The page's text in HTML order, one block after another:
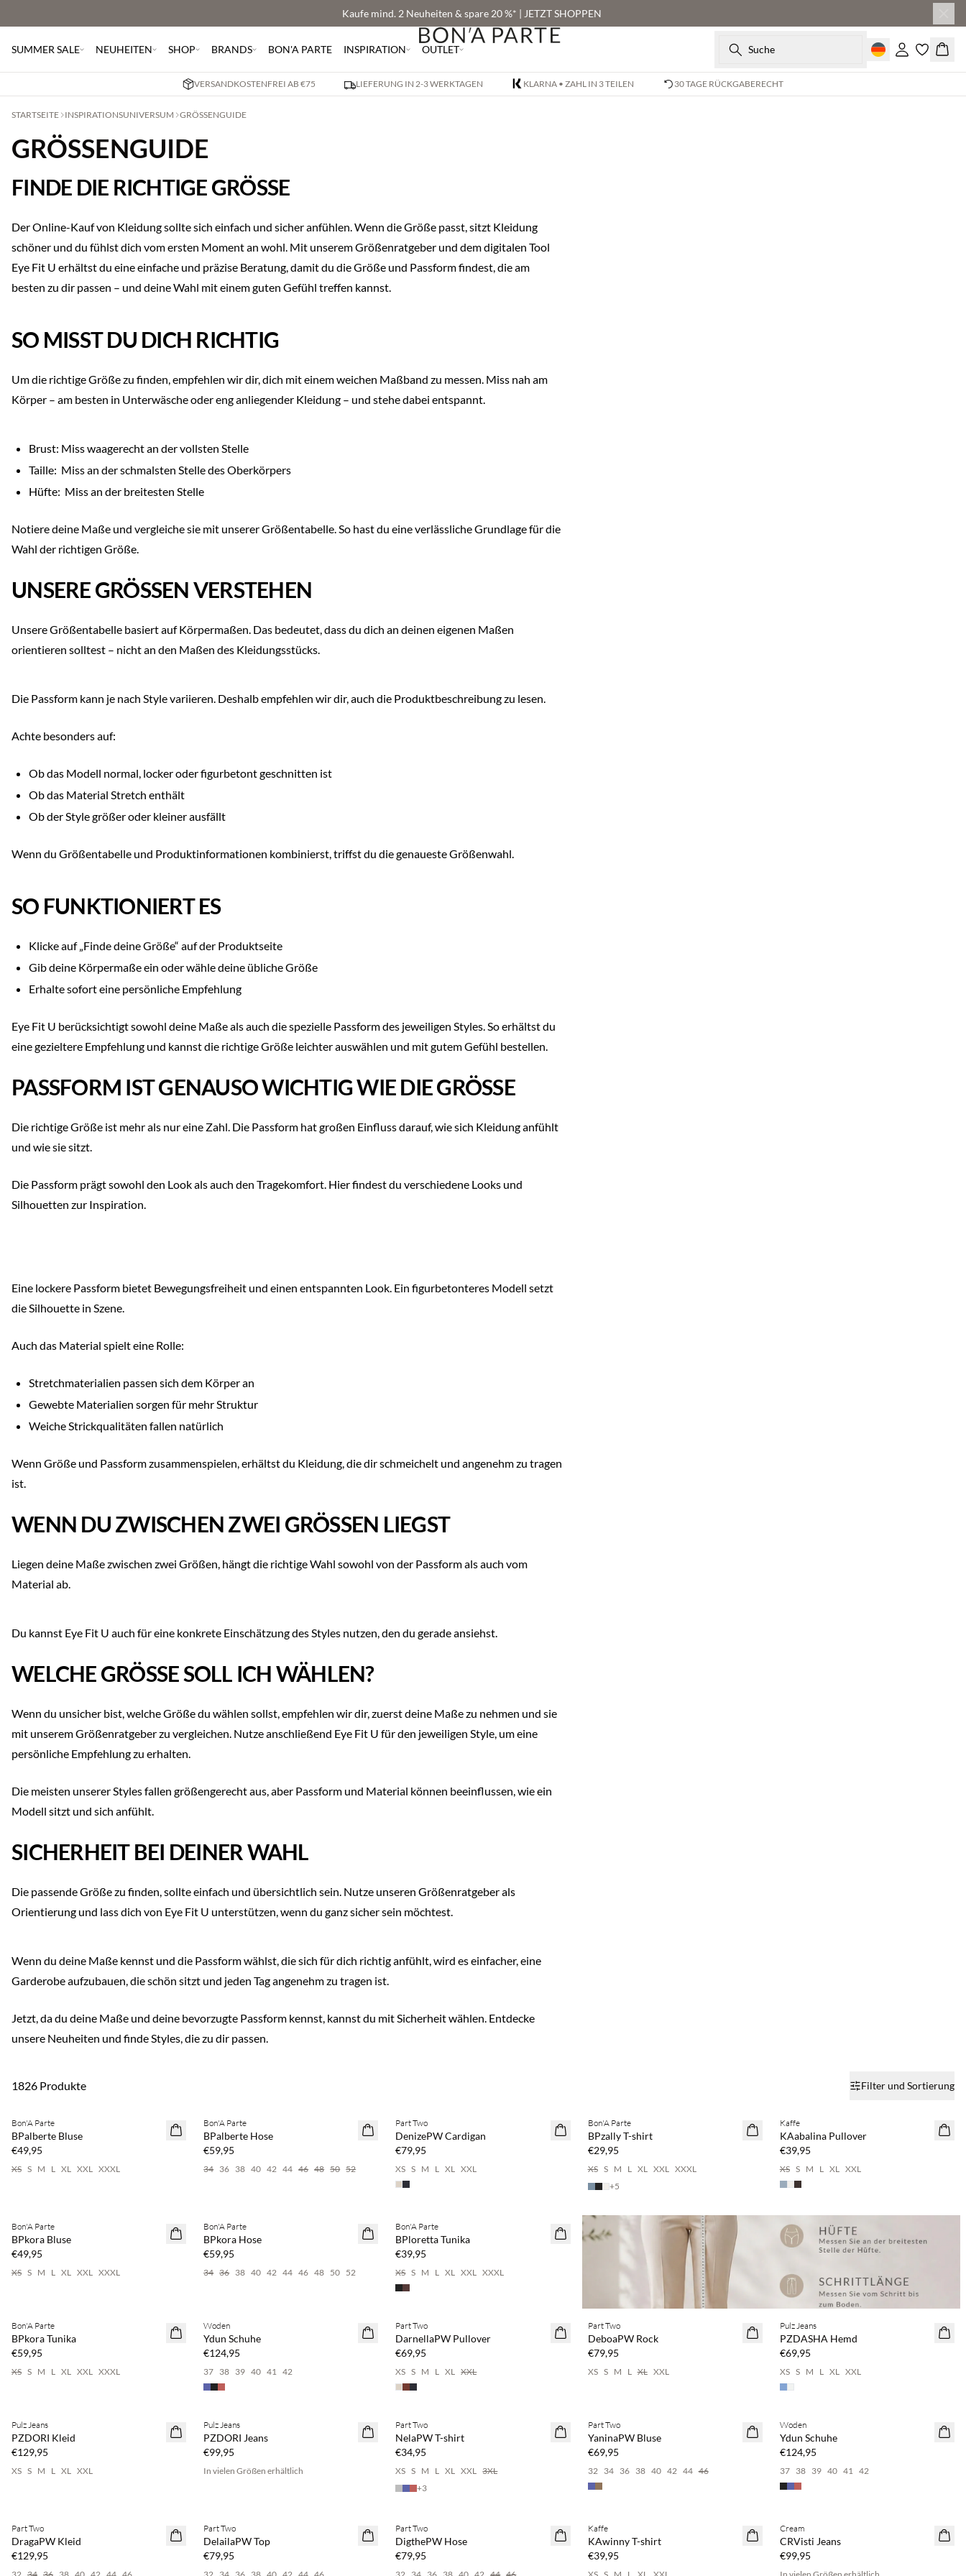
Kaufe mind. 2 Neuheiten & spare 20 %* | JETZT SHOPPEN
SUMMER SALE NEUHEITEN SHOP BRANDS BON'A PARTE INSPIRATION OUTLET Suche Einloggen
VERSANDKOSTENFREI AB €75 LIEFERUNG IN 2-3 WERKTAGEN KLARNA • ZAHL IN 3 TEILEN 30 TAGE RÜCKGABERECHT
STARTSEITE INSPIRATIONSUNIVERSUM GRÖSSENGUIDE
GRÖSSENGUIDE
FINDE DIE RICHTIGE GRÖSSE
Der Online-Kauf von Kleidung sollte sich einfach und sicher anfühlen. Wenn die Größe passt, sitzt Kleidung
schöner und du fühlst dich vom ersten Moment an wohl. Mit unserem Größenratgeber und dem digitalen Tool
Eye Fit U erhältst du eine einfache und präzise Beratung, damit du die Größe und Passform findest, die am
besten zu dir passen – und deine Wahl mit einem guten Gefühl treffen kannst.
SO MISST DU DICH RICHTIG
Um die richtige Größe zu finden, empfehlen wir dir, dich mit einem weichen Maßband zu messen. Miss nah am
Körper – am besten in Unterwäsche oder eng anliegender Kleidung – und stehe dabei entspannt.
Brust: Miss waagerecht an der vollsten Stelle
Taille: Miss an der schmalsten Stelle des Oberkörpers
Hüfte: Miss an der breitesten Stelle
Notiere deine Maße und vergleiche sie mit unserer Größentabelle. So hast du eine verlässliche Grundlage für die
Wahl der richtigen Größe.
UNSERE GRÖSSEN VERSTEHEN
Unsere Größentabelle basiert auf Körpermaßen. Das bedeutet, dass du dich an deinen eigenen Maßen
orientieren solltest – nicht an den Maßen des Kleidungsstücks.
Die Passform kann je nach Style variieren. Deshalb empfehlen wir dir, auch die Produktbeschreibung zu lesen.
Achte besonders auf:
Ob das Modell normal, locker oder figurbetont geschnitten ist
Ob das Material Stretch enthält
Ob der Style größer oder kleiner ausfällt
Wenn du Größentabelle und Produktinformationen kombinierst, triffst du die genaueste Größenwahl.
SO FUNKTIONIERT ES
Klicke auf „Finde deine Größe“ auf der Produktseite
Gib deine Körpermaße ein oder wähle deine übliche Größe
Erhalte sofort eine persönliche Empfehlung
Eye Fit U berücksichtigt sowohl deine Maße als auch die spezielle Passform des jeweiligen Styles. So erhältst du
eine gezieltere Empfehlung und kannst die richtige Größe leichter auswählen und mit gutem Gefühl bestellen.
PASSFORM IST GENAUSO WICHTIG WIE DIE GRÖSSE
Die richtige Größe ist mehr als nur eine Zahl. Die Passform hat großen Einfluss darauf, wie sich Kleidung anfühlt
und wie sie sitzt.
Die Passform prägt sowohl den Look als auch den Tragekomfort. Hier findest du verschiedene Looks und
Silhouetten zur Inspiration.Shoppe den Look
Eine lockere Passform bietet Bewegungsfreiheit und einen entspannten Look. Ein figurbetonteres Modell setzt
die Silhouette in Szene.
Auch das Material spielt eine Rolle:
Stretchmaterialien passen sich dem Körper an
Gewebte Materialien sorgen für mehr Struktur
Weiche Strickqualitäten fallen natürlich
Wenn Größe und Passform zusammenspielen, erhältst du Kleidung, die dir schmeichelt und angenehm zu tragen
ist.
WENN DU ZWISCHEN ZWEI GRÖSSEN LIEGST
Liegen deine Maße zwischen zwei Größen, hängt die richtige Wahl sowohl von der Passform als auch vom
Material ab.
Du kannst Eye Fit U auch für eine konkrete Einschätzung des Styles nutzen, den du gerade ansiehst.
WELCHE GRÖSSE SOLL ICH WÄHLEN?
Wenn du unsicher bist, welche Größe du wählen sollst, empfehlen wir dir, zuerst deine Maße zu nehmen und sie
mit unserem Größenratgeber zu vergleichen. Nutze anschließend Eye Fit U für den jeweiligen Style, um eine
persönliche Empfehlung zu erhalten.
Die meisten unserer Styles fallen größengerecht aus, aber Passform und Material können beeinflussen, wie ein
Modell sitzt und sich anfühlt.
SICHERHEIT BEI DEINER WAHL
Die passende Größe zu finden, sollte einfach und übersichtlich sein. Nutze unseren Größenratgeber als
Orientierung und lass dich von Eye Fit U unterstützen, wenn du ganz sicher sein möchtest.
Wenn du deine Maße kennst und die Passform wählst, die sich für dich richtig anfühlt, wird es einfacher, eine
Garderobe aufzubauen, die schön sitzt und jeden Tag angenehm zu tragen ist.
Jetzt, da du deine Maße und deine bevorzugte Passform kennst, kannst du mit Sicherheit wählen. Entdecke
unsere Neuheiten und finde Styles, die zu dir passen.
1826 Produkte Filter und Sortierung
NEUHEITEN
Bon'A Parte
BPalberte Bluse
€49,95
XS S M L XL XXL XXXL
NEUHEITEN
Bon'A Parte
BPalberte Hose
€59,95
34 36 38 40 42 44 46 48 50 52
NEUHEITEN
Part Two
DenizePW Cardigan
€79,95
XS S M L XL XXL
NEUHEITEN
Bon'A Parte
BPzally T-shirt
€29,95
XS S M L XL XXL XXXL
+5
NEUHEITEN
Kaffe
KAabalina Pullover
€39,95
XS S M L XL XXL
NEUHEITEN
Bon'A Parte
BPkora Bluse
€49,95
XS S M L XL XXL XXXL
NEUHEITEN
Bon'A Parte
BPkora Hose
€59,95
34 36 38 40 42 44 46 48 50 52
NEUHEITEN
Bon'A Parte
BPloretta Tunika
€39,95
XS S M L XL XXL XXXL
NEUHEITEN
Bon'A Parte
BPkora Tunika
€59,95
XS S M L XL XXL XXXL
NEUHEITEN
Woden
Ydun Schuhe
€124,95
37 38 39 40 41 42
NEUHEITEN
Part Two
DarnellaPW Pullover
€69,95
XS S M L XL XXL
NEUHEITEN
Kaufe mind. 2 & spare 20 %
Part Two
DeboaPW Rock
€79,95
XS S M L XL XXL
NEUHEITEN
Pulz Jeans
PZDASHA Hemd
€69,95
XS S M L XL XXL
NEUHEITEN
Pulz Jeans
PZDORI Kleid
€129,95
XS S M L XL XXL
NEUHEITEN
Pulz Jeans
PZDORI Jeans
€99,95
In vielen Größen erhältlich
NEUHEITEN
Part Two
NelaPW T-shirt
€34,95
XS S M L XL XXL 3XL
+3
NEUHEITEN
Part Two
YaninaPW Bluse
€69,95
32 34 36 38 40 42 44 46
NEUHEITEN
Woden
Ydun Schuhe
€124,95
37 38 39 40 41 42
NEUHEITEN
Part Two
DragaPW Kleid
€129,95
NEUHEITEN
Part Two
DelailaPW Top
€79,95
NEUHEITEN
Part Two
DigthePW Hose
€79,95
NEUHEITEN
Kaffe
KAwinny T-shirt
€39,95
NEUHEITEN
Cream
CRVisti Jeans
€99,95